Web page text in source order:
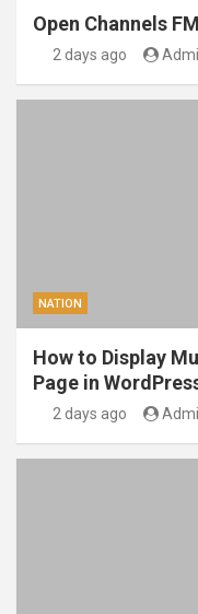
Open Channels
2 days ago
NATION
How to Display
Page in
2 days ago